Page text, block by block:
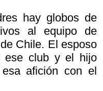
hay globos de
al equipo de
Chile. El esposo
ese club y el hijo
esa afición con el